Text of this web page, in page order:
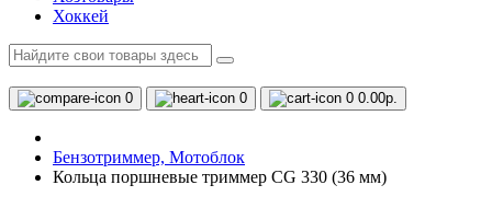
Хоккей
0 0 0 0.00р.
Бензотриммер, Мотоблок
Кольца поршневые триммер CG 330 (36 мм)